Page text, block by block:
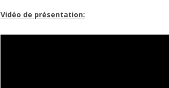
Vidéo de présentation: